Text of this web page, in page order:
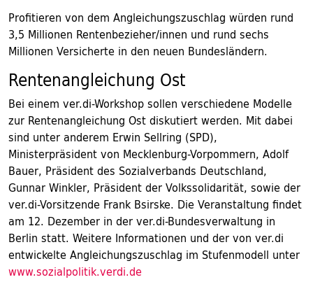
Profitieren von dem Angleichungszuschlag würden rund
3,5 Millionen Rentenbezieher/innen und rund sechs
Millionen Versicherte in den neuen Bundesländern.
Rentenangleichung Ost
Bei einem ver.di-Workshop sollen verschiedene Modelle
zur Rentenangleichung Ost diskutiert werden. Mit dabei
sind unter anderem Erwin Sellring (SPD),
Ministerpräsident von Mecklenburg-Vorpommern, Adolf
Bauer, Präsident des Sozialverbands Deutschland,
Gunnar Winkler, Präsident der Volkssolidarität, sowie der
ver.di-Vorsitzende Frank Bsirske. Die Veranstaltung findet
am 12. Dezember in der ver.di-Bundesverwaltung in
Berlin statt. Weitere Informationen und der von ver.di
entwickelte Angleichungszuschlag im Stufenmodell unter
www.sozialpolitik.verdi.de